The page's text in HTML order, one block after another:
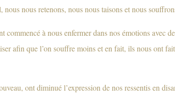
nous retenons, nous nous taisons et nous
commencé à nous enfermer dans nos émotions avec
afin que l’on souffre moins et en fait, ils nous ont
ont diminué l’expression de nos ressentis en